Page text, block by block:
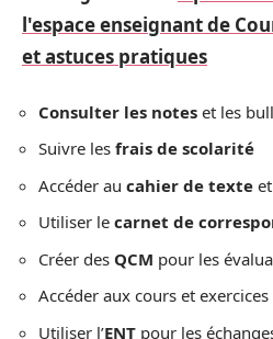
l'espace enseignant de
et astuces pratiques
Consulter les notes et les
Suivre les frais de scolarité
Accéder au cahier de texte
Utiliser le carnet de
Créer des QCM pour les
Accéder aux cours et
Utiliser l’ENT pour les